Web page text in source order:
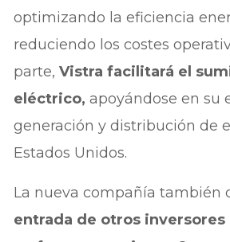
optimizando la eficiencia
reduciendo los costes
parte,Vistra facilitará el
eléctrico, apoyándose en su
generación y distribución de
Estados Unidos.
La nueva compañía también
entrada de otros